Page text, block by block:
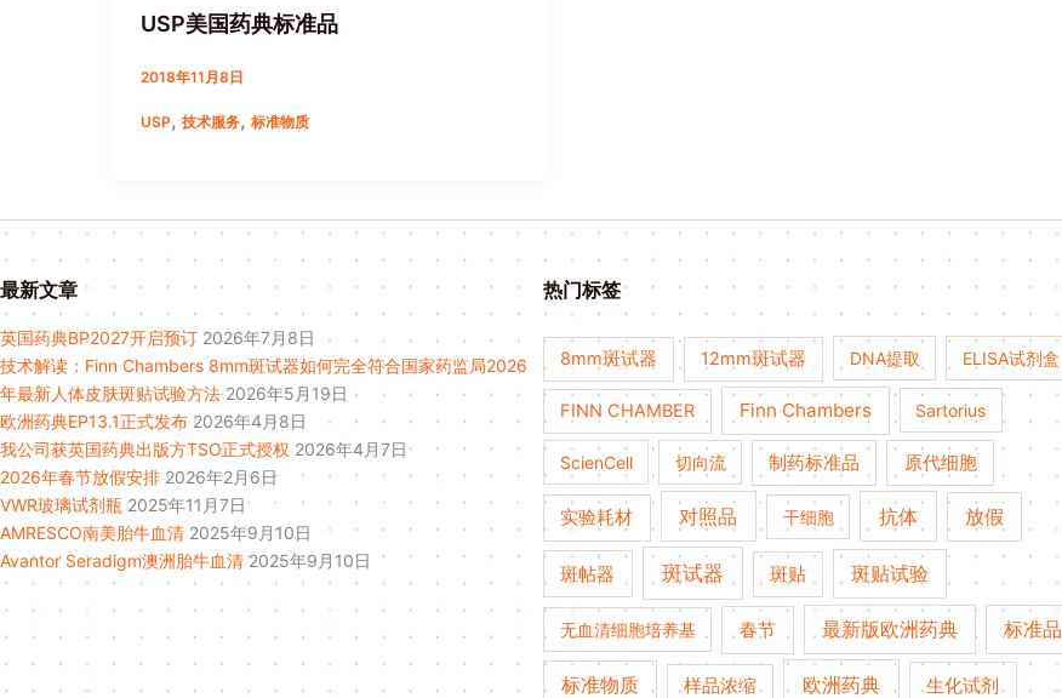
USP美国药典标准品
2018年11月8日
USP, 技术服务, 标准物质
最新文章
英国药典BP2027开启预订 2026年7月8日
技术解读：Finn Chambers 8mm斑试器如何完全符合国家药监局2026
年最新人体皮肤斑贴试验方法 2026年5月19日
欧洲药典EP13.1正式发布 2026年4月8日
我公司获英国药典出版方TSO正式授权 2026年4月7日
2026年春节放假安排 2026年2月6日
VWR玻璃试剂瓶 2025年11月7日
AMRESCO南美胎牛血清 2025年9月10日
Avantor Seradigm澳洲胎牛血清 2025年9月10日
热门标签
8mm斑试器 12mm斑试器 DNA提取 ELISA试剂盒
FINN CHAMBER Finn Chambers Sartorius
ScienCell 切向流 制药标准品 原代细胞
实验耗材 对照品 干细胞 抗体 放假
斑帖器 斑试器 斑贴 斑贴试验
无血清细胞培养基 春节 最新版欧洲药典 标准品
标准物质 样品浓缩 欧洲药典 生化试剂